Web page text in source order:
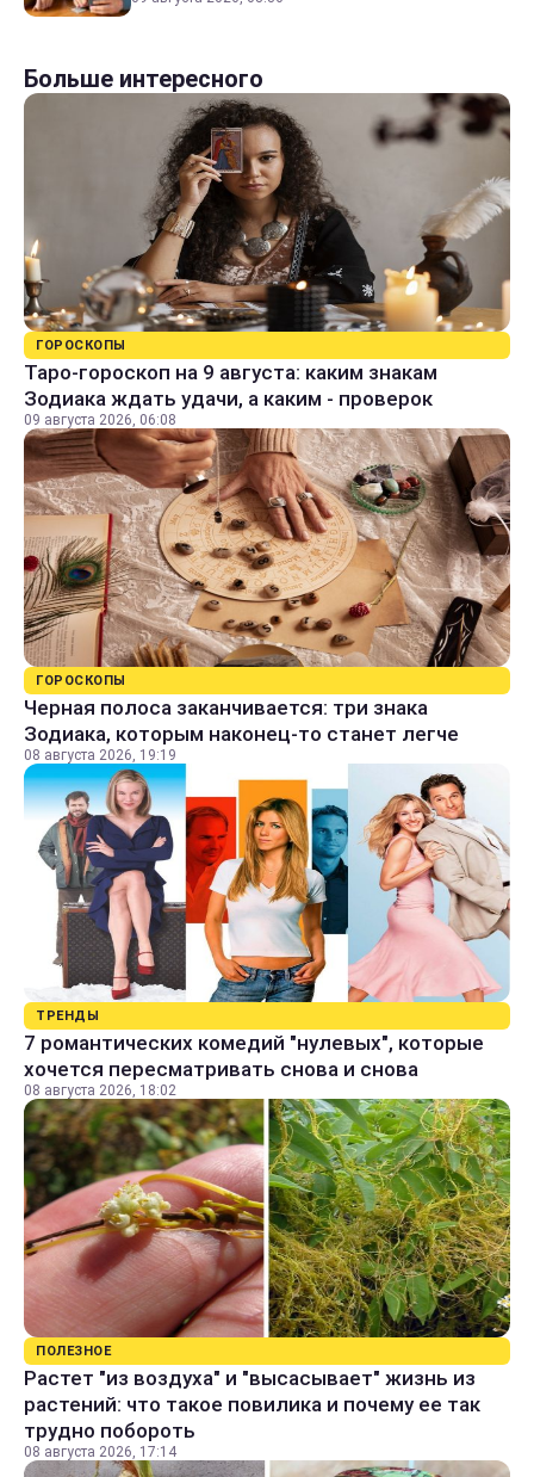
Больше интересного
ГОРОСКОПЫ
Таро-гороскоп на 9 августа: каким знакам
Зодиака ждать удачи, а каким - проверок
09 августа 2026, 06:08
ГОРОСКОПЫ
Черная полоса заканчивается: три знака
Зодиака, которым наконец-то станет легче
08 августа 2026, 19:19
ТРЕНДЫ
7 романтических комедий "нулевых", которые
хочется пересматривать снова и снова
08 августа 2026, 18:02
ПОЛЕЗНОЕ
Растет "из воздуха" и "высасывает" жизнь из
растений: что такое повилика и почему ее так
трудно побороть
08 августа 2026, 17:14